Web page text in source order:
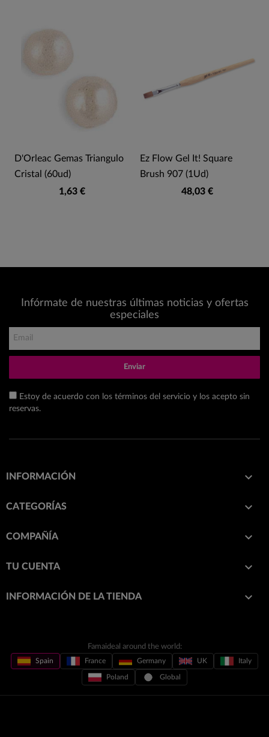
D'Orleac Gemas Triangulo
Cristal (60ud)
1,63 €
Ez Flow Gel It! Square
Brush 907 (1Ud)
48,03 €
Infórmate de nuestras últimas noticias y ofertas
especiales
Enviar
Estoy de acuerdo con los términos del servicio y los acepto sin
reservas.
INFORMACIÓN 
CATEGORÍAS 
COMPAÑÍA 
TU CUENTA 
INFORMACIÓN DE LA TIENDA keyboard_arrow_down
Famaideal around the world:
Spain France Germany UK Italy
Poland Global